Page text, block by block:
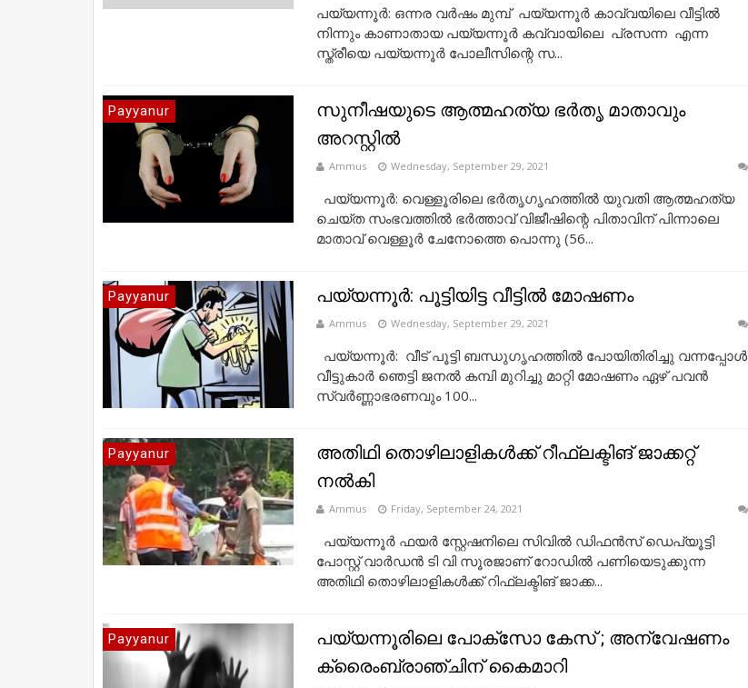
പയ്യന്നൂർ: ഒന്നര വർഷം മുമ്പ് പയ്യന്നൂർ കാവ്വയിലെ വീട്ടിൽ
നിന്നും കാണാതായ പയ്യന്നൂർ കവ്വായിലെ പ്രസന്ന എന്ന
സ്ത്രീയെ പയ്യന്നൂർ പോലീസിന്റെ സ...
Payyanur
സുനീഷയുടെ ആത്മഹത്യ ഭർതൃ മാതാവും
അറസ്റ്റിൽ
Ammus Wednesday, September 29, 2021
പയ്യന്നൂർ: വെള്ളൂരിലെ ഭർതൃഗൃഹത്തിൽ യുവതി ആത്മഹത്യ
ചെയ്ത സംഭവത്തിൽ ഭർത്താവ് വിജീഷിന്റെ പിതാവിന് പിന്നാലെ
മാതാവ് വെള്ളൂർ ചേനോത്തെ പൊന്നു (56...
Payyanur പയ്യന്നൂര്‍: പൂട്ടിയിട്ട വീട്ടിൽ മോഷണം
Ammus Wednesday, September 29, 2021
പയ്യന്നൂര്‍: വീട് പൂട്ടി ബന്ധുഗൃഹത്തിൽ പോയിതിരിച്ചു വന്നപ്പോൾ
വീട്ടുകാർ ഞെട്ടി ജനൽ കമ്പി മുറിച്ചു മാറ്റി മോഷണം ഏഴ് പവൻ
സ്വർണ്ണാഭരണവും 100...
Payyanur
അതിഥി തൊഴിലാളികൾക്ക് റീഫ്ലക്ടിങ് ജാക്കറ്റ്
നൽകി
Ammus Friday, September 24, 2021
പയ്യന്നൂർ ഫയർ സ്റ്റേഷനിലെ സിവിൽ ഡിഫൻസ് ഡെപ്യൂട്ടി
പോസ്റ്റ് വാർഡൻ ടി വി സൂരജാണ് റോഡിൽ പണിയെടുക്കുന്ന
അതിഥി തൊഴിലാളികൾക്ക് റിഫ്ലക്ടിങ് ജാക്ക...
Payyanur
പയ്യന്നൂരിലെ പോക്സോ കേസ് ; അന്വേഷണം
ക്രൈംബ്രാഞ്ചിന് കൈമാറി